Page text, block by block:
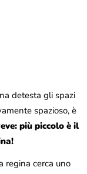
detesta gli spazi
spazioso, è
più piccolo è il
regina cerca uno